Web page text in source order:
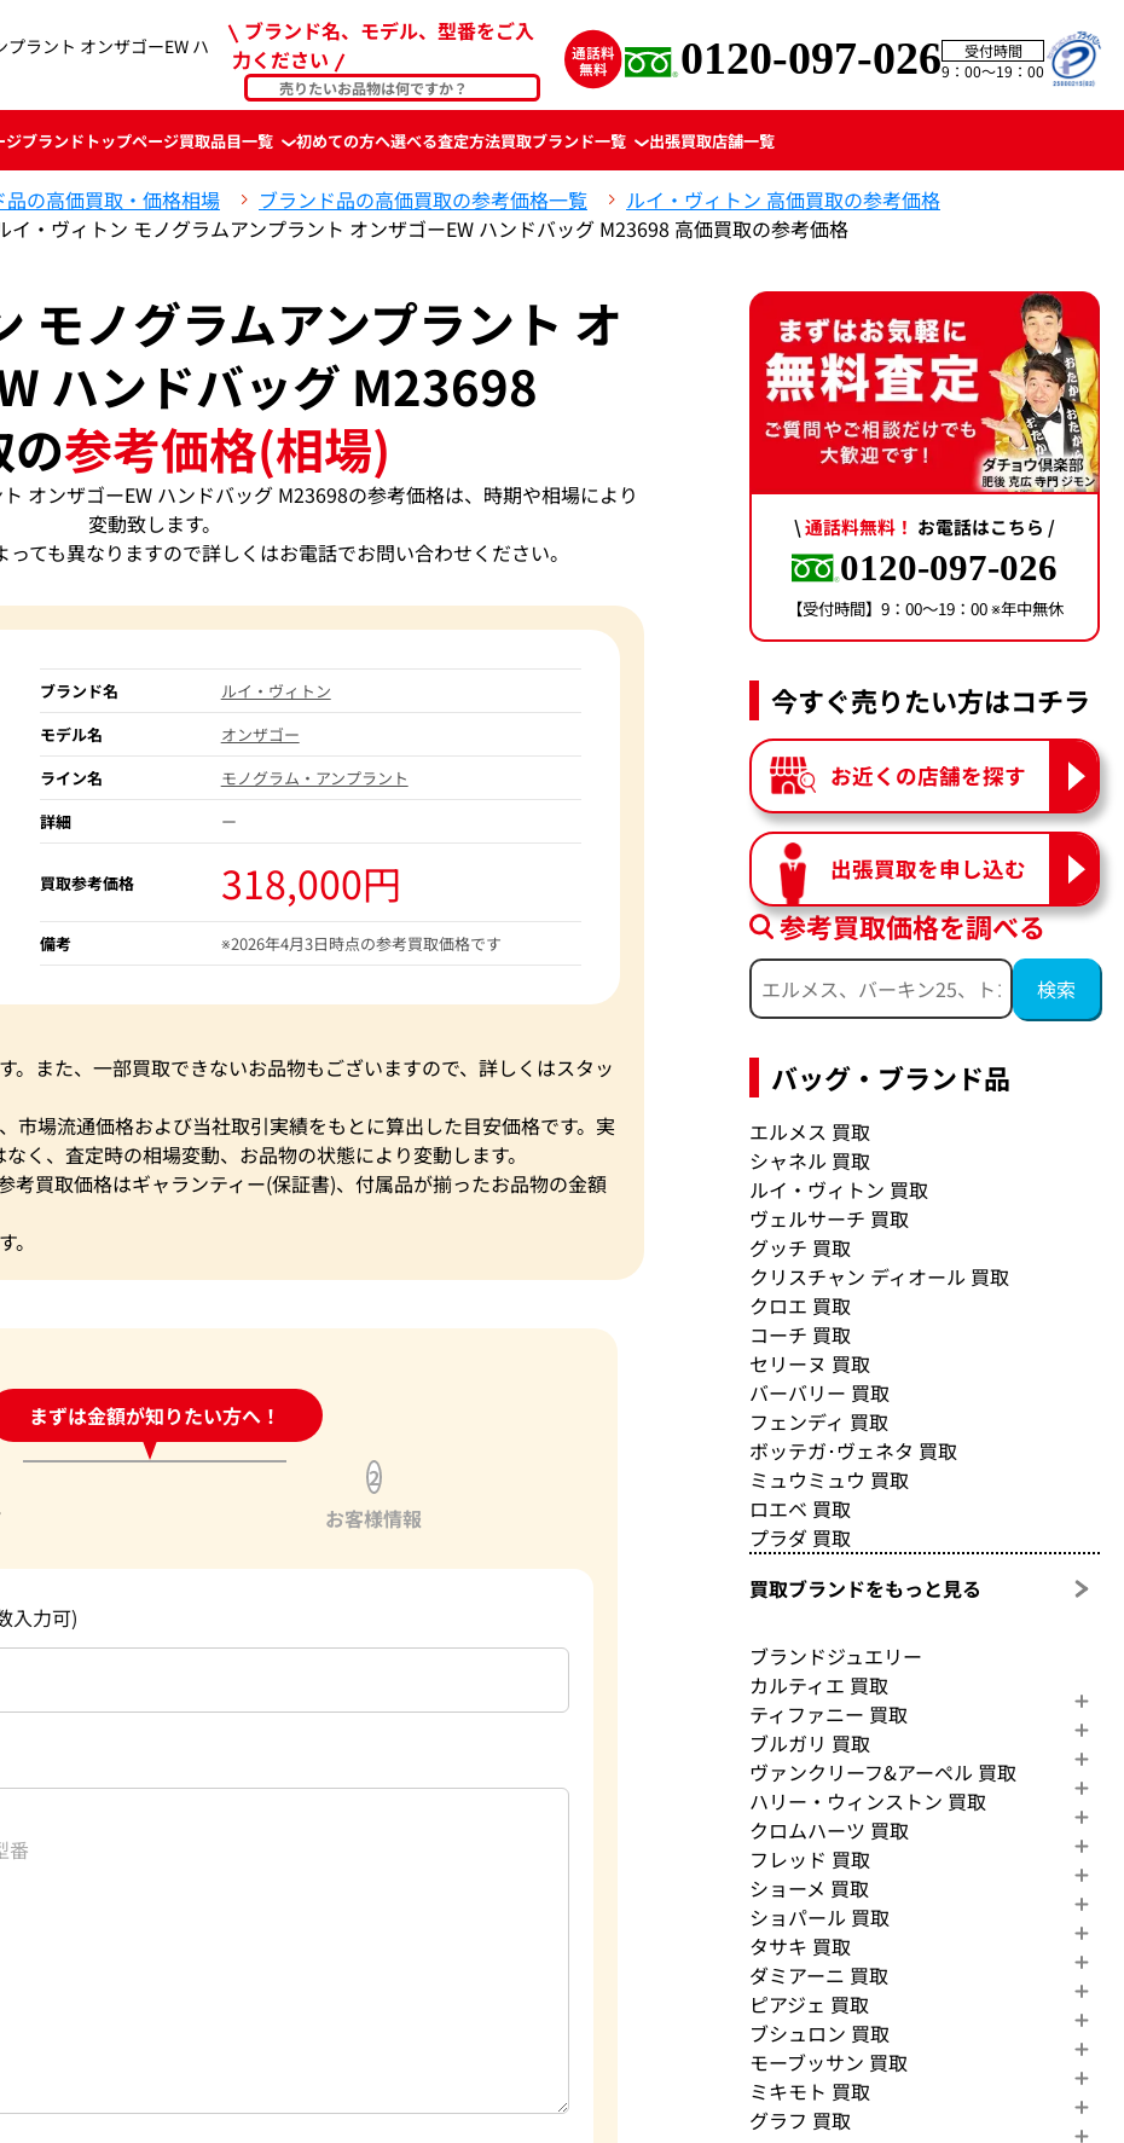
ラント オンザゴーEW ハ
ブランド名、モデル、型番をご入
力ください
0120-097-026
受付時間
9：00〜19：00
ジブランド トップページ買取品目一覧 初めての方へ選べる査定方法買取ブランド一覧 出張買取店舗一覧
品の高価買取・価格相場 ブランド品の高価買取の参考価格一覧
ルイ・ヴィトン 高価買取の参考価格
イ・ヴィトン モノグラムアンプラント オンザゴーEW ハンドバッグ M23698 高価買取の参考価格
モノグラムアンプラント オ
ハンドバッグ M23698
の参考価格(相場)
オンザゴーEW ハンドバッグ M23698の参考価格は、時期や相場により
変動致します。
ても異なりますので詳しくはお電話でお問い合わせください。
ブランド名
ルイ・ヴィトン
モデル名
オンザゴー
ライン名
モノグラム・アンプラント
詳細
ー
買取参考価格 318,000円
備考 ※2026年4月3日時点の参考買取価格です
。また、一部買取できないお品物もございますので、詳しくはスタッ
市場流通価格および当社取引実績をもとに算出した目安価格です。実
く、査定時の相場変動、お品物の状態により変動します。
考買取価格はギャランティー(保証書)、付属品が揃ったお品物の金額
まずは金額が知りたい方へ！
24時間受付中!問い合わせフォーム
2
お客様情報
入力可)
\通話料無料！ お電話はこちら /
0120-097-026
【受付時間】9：00〜19：00 ※年中無休
今すぐ売りたい方はコチラ
お近くの店舗を探す
出張買取を申し込む
参考買取価格を調べる
バッグ・ブランド品
エルメス 買取
シャネル 買取
ルイ・ヴィトン 買取
ヴェルサーチ 買取
グッチ 買取
クリスチャン ディオール 買取
クロエ 買取
コーチ 買取
セリーヌ 買取
バーバリー 買取
フェンディ 買取
ボッテガ･ヴェネタ 買取
ミュウミュウ 買取
ロエベ 買取
プラダ 買取
買取ブランドをもっと見る
ブランドジュエリー
カルティエ 買取
ティファニー 買取
ブルガリ 買取
ヴァンクリーフ&アーペル 買取
ハリー・ウィンストン 買取
クロムハーツ 買取
フレッド 買取
ショーメ 買取
ショパール 買取
タサキ 買取
ダミアーニ 買取
ピアジェ 買取
ブシュロン 買取
モーブッサン 買取
ミキモト 買取
グラフ 買取